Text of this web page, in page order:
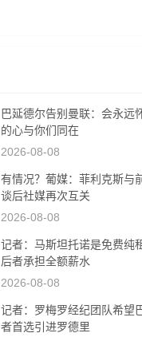
巴延德尔告别曼联：会永远
的心与你们同在
2026-08-08
有情况？葡媒：菲利克斯与
谈后社媒再次互关
2026-08-08
记者：马斯坦托诺是免费纯
后者承担全额薪水
2026-08-08
记者：罗梅罗经纪团队希望
者首选引进罗德里